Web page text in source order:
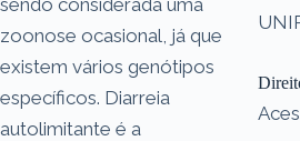
zoonose ocasional, já que
existem vários genótipos
específicos. Diarreia
autolimitante é a